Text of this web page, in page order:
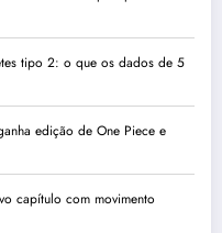
tipo 2: o que os dados de 5
edição de One Piece e
capítulo com movimento